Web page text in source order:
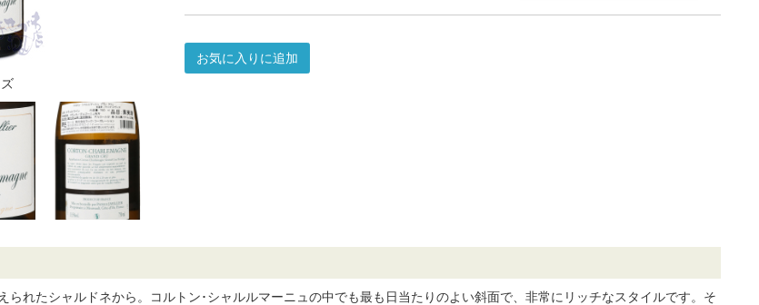
お気に入りに追加
られたシャルドネから。コルトン･シャルルマーニュの中でも最も日当たりのよい斜面で、非常にリッチなスタイルです。そ